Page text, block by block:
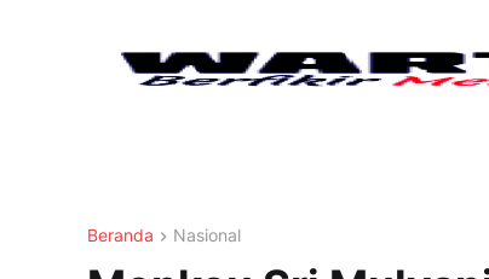
Beranda Nasional